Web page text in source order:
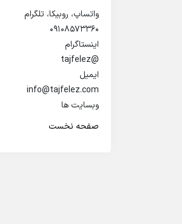
واتساپ، روبیکا، تلگرام
09108573360
اینستاگرام
@tajfelez
ایمیل
info@tajfelez.com
وبسایت ها
صفحه نخست